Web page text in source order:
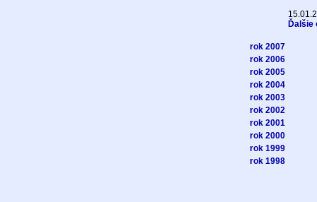
Ďalšie
rok 2007
rok 2006
rok 2005
rok 2004
rok 2003
rok 2002
rok 2001
rok 2000
rok 1999
rok 1998